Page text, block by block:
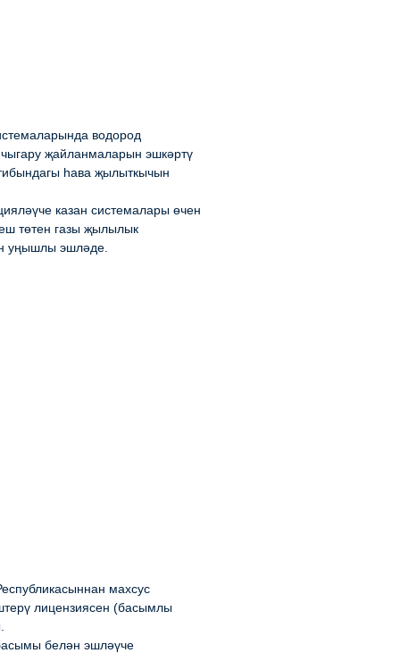
водород
җайланмаларын эшкәртү
һава җылыткычын
казан системалары өчен
төтен газы җылылык
уңышлы эшләде.
махсус
лицензиясен (басымлы
белән эшләүче